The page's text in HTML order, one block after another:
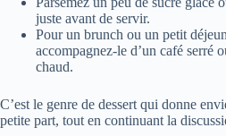
Ce gâteau reste un vrai dessert, sucré
grâce auxpommes, il garde une
raisonnable sur les portions.
des antioxydants. Vous avez ainsi un
gourmand, mais un peu plus équilibré